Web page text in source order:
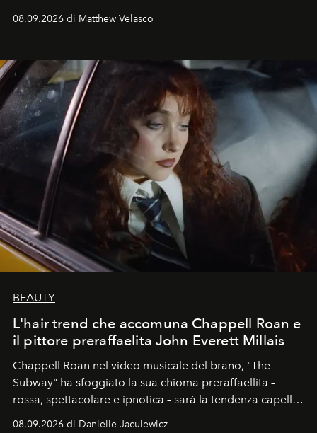
08.09.2026 di Matthew Velasco
BEAUTY
L'hair trend che accomuna Chappell Roan e
il pittore preraffaelita John Everett Millais
Chappell Roan nel video musicale del brano, "The
Subway" ha sfoggiato la sua chioma preraffaellita –
rossa, spettacolare e ipnotica – sarà la tendenza capelli
dell'autunno?
08.09.2026 di Danielle Jaculewicz